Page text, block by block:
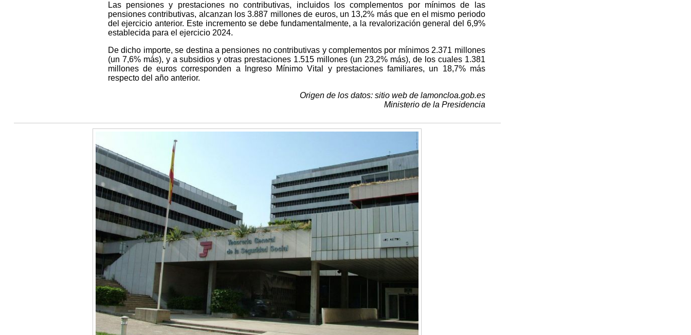
Las pensiones y prestaciones no contributivas, incluidos los complementos por mínimos de las
pensiones contributivas, alcanzan los 3.887 millones de euros, un 13,2% más que en el mismo periodo
del ejercicio anterior. Este incremento se debe fundamentalmente, a la revalorización general del 6,9%
establecida para el ejercicio 2024.
De dicho importe, se destina a pensiones no contributivas y complementos por mínimos 2.371 millones
(un 7,6% más), y a subsidios y otras prestaciones 1.515 millones (un 23,2% más), de los cuales 1.381
millones de euros corresponden a Ingreso Mínimo Vital y prestaciones familiares, un 18,7% más
respecto del año anterior.
Origen de los datos: sitio web de lamoncloa.gob.es
Ministerio de la Presidencia